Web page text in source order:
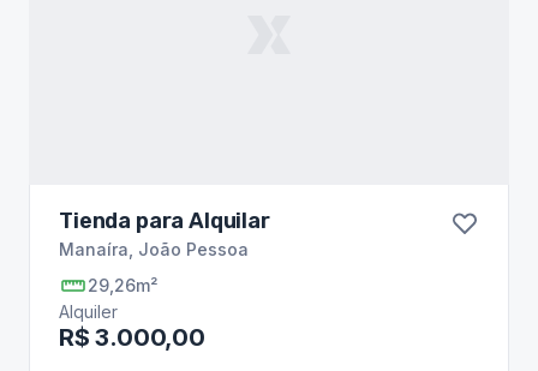
Tienda para Alquilar
Manaíra João Pessoa
29,26m²
Alquiler
R$ 3.000,00